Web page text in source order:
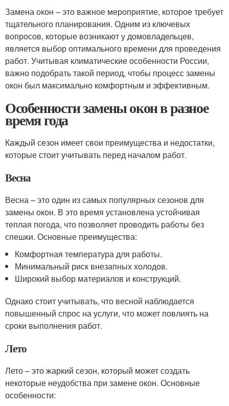
Замена окон – это важное мероприятие, которое требует
тщательного планирования. Одним из ключевых
вопросов, которые возникают у домовладельцев,
является выбор оптимального времени для проведения
работ. Учитывая климатические особенности России,
важно подобрать такой период, чтобы процесс замены
окон был максимально комфортным и эффективным.
Особенности замены окон в разное
время года
Каждый сезон имеет свои преимущества и недостатки,
которые стоит учитывать перед началом работ.
Весна
Весна – это один из самых популярных сезонов для
замены окон. В это время установлена устойчивая
теплая погода, что позволяет проводить работы без
спешки. Основные преимущества:
Комфортная температура для работы.
Минимальный риск внезапных холодов.
Широкий выбор материалов и конструкций.
Однако стоит учитывать, что весной наблюдается
повышенный спрос на услуги, что может повлиять на
сроки выполнения работ.
Лето
Лето – это жаркий сезон, который может создать
некоторые неудобства при замене окон. Основные
особенности: